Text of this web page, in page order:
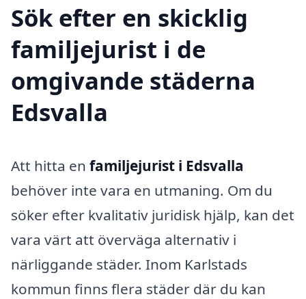
Sök efter en skicklig
familjejurist i de
omgivande städerna
Edsvalla
Att hitta en familjejurist i Edsvalla
behöver inte vara en utmaning. Om du
söker efter kvalitativ juridisk hjälp, kan det
vara värt att överväga alternativ i
närliggande städer. Inom Karlstads
kommun finns flera städer där du kan